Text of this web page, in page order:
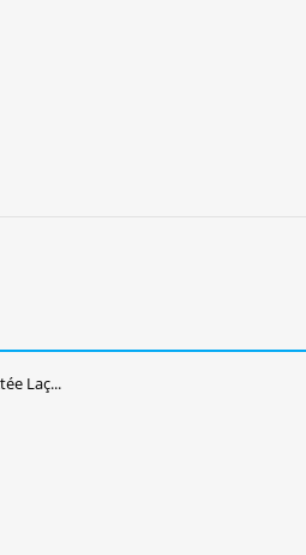
Laç...